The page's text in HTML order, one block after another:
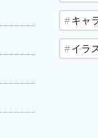
キャ
イラ